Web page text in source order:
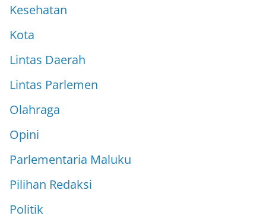
Kesehatan
Kota
Lintas Daerah
Lintas Parlemen
Olahraga
Opini
Parlementaria Maluku
Pilihan Redaksi
Politik